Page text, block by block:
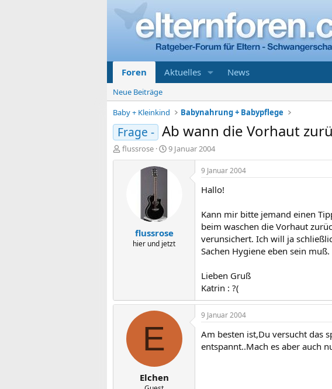
Foren Aktuelles News
Neue Beiträge
Baby + Kleinkind
Babynahrung + Babypflege
Frage - Ab wann die Vorhaut
E
r
flussrose
E
r
a
m
9 Januar 2004
flussrose
hier und jetzt
9 Januar 2004
Hallo!
Kann mir bitte jemand einen
beim waschen die Vorhaut
verunsichert. Ich will ja
Sachen Hygiene eben sein
Lieben Gruß
Katrin : ?(
E
Elchen
9 Januar 2004
Am besten ist,Du versucht das
entspannt..Mach es aber auch